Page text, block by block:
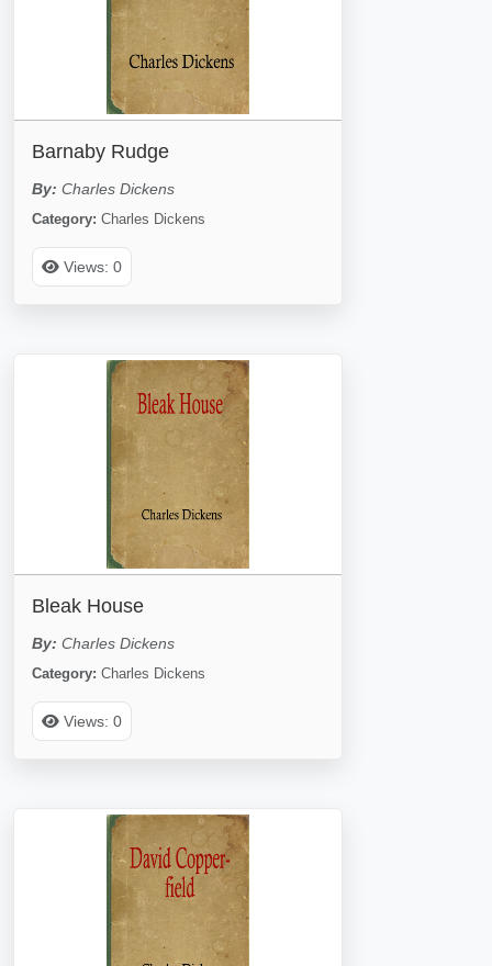
Barnaby Rudge
By: Charles Dickens
Category: Charles Dickens
Views: 0
Bleak House
By: Charles Dickens
Category: Charles Dickens
Views: 0